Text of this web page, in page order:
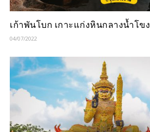
เก้าพันโบก เกาะแก่งหินกลางน้ำโขง
04/07/2022